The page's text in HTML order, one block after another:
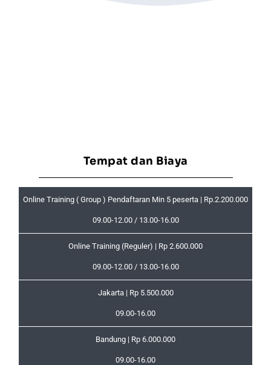
Tempat dan Biaya
Online Training ( Group ) Pendaftaran Min 5 peserta | Rp.2.200.000
09.00-12.00 / 13.00-16.00
Online Training (Reguler) | Rp 2.600.000
09.00-12.00 / 13.00-16.00
Jakarta | Rp 5.500.000
09.00-16.00
Bandung | Rp 6.000.000
09.00-16.00